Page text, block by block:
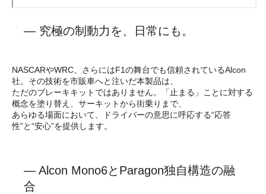
— 究極の制動力を、日常にも。
NASCARやWRC、さらにはF1の舞台でも信頼されているAlcon
社。その技術を市販車へと注いだ本製品は、
ただのブレーキキットではありません。「止まる」ことに対する
概念を塗り替え、サーキットから街乗りまで、
あらゆる場面において、ドライバーの意思に呼応する“応答
性”と“安心”を提供します。
— Alcon Mono6とParagon独自構造の融
合